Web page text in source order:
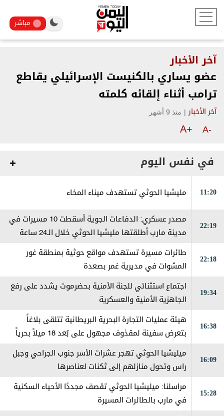
مباشر
آخر الأخبار
عضو يساري بالكنيست الإسرائيلي يقاطع
ترامب أثناء إلقائه كلمته
آخر الأخبار | منذ 9 أشهر
A-
A+
في نفس اليوم
11:20 مليشيا الحوثي تستهدف ميناء المخاء
22:19
مصدر عسكري: الدفاعات الجوية أسقطت 10 مسيرات في
مدينة مارب أطلقتها مليشيا الحوثي خلال الـ24 ساعة
22:18
طائرات مسيرة تستهدف مواقع حوثية بمنطقة غور
المشوات في مديرية غمر بصعدة
19:34
اجتماع استثنائي للجنة الأمنية بحضرموت يشدد على رفع
الجاهزية الأمنية والعسكرية
16:38
هيئة عمليات التجارة البحرية البريطانية تتلقى بلاغاً
بتعرض سفينة لمقذوف مجهول على بُعد 18 ميلاً بحرياً
حريق على متنها وتم إخماده
16:09
ميليشيا الحوثي تهجر عشرات الأسر جنوب الجراحي وجبل
راس وتحول منازلهم إلى ثكنات لعناصرها
15:28
مراسلنا: ميليشيا الحوثي تقصف مجددًا الأحياء السكنية
في مارب بالطائرات المسيرة